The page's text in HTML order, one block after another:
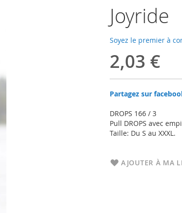
Joyride
Soyez le premier à
2,03 €
Partagez sur
DROPS 166 / 3
Pull DROPS avec
Taille: Du S au XXXL.
AJOUTER À MA